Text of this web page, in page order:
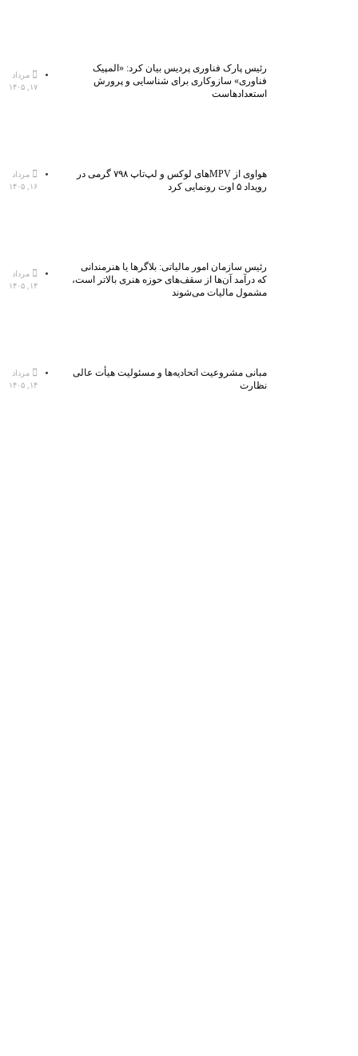
رئیس پارک فناوری پردیس بیان کرد: «المپیک
فناوری» سازوکاری برای شناسایی و پرورش
استعدادهاست
مرداد
۱۷, ۱۴۰۵
هواوی از MPVهای لوکس و لپ‌تاپ ۷۹۸ گرمی در
رویداد ۵ اوت رونمایی کرد
مرداد
۱۶, ۱۴۰۵
رئیس سازمان امور مالیاتی: بلاگر‌ها یا هنرمندانی
که درآمد آن‌ها از سقف‌های حوزه هنری بالاتر است،
مشمول مالیات می‌شوند
مرداد
۱۴, ۱۴۰۵
مبانی مشروعیت اتحادیه‌ها و مسئولیت هیأت عالی
نظارت
مرداد
۱۴, ۱۴۰۵